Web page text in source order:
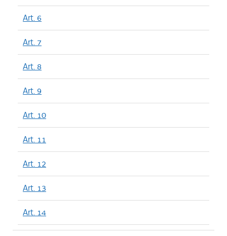
Art. 6
Art. 7
Art. 8
Art. 9
Art. 10
Art. 11
Art. 12
Art. 13
Art. 14